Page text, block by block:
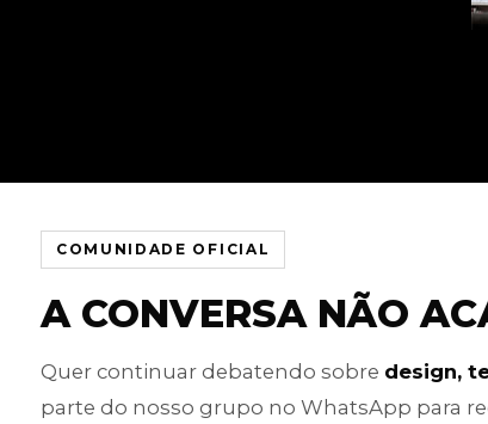
COMUNIDADE OFICIAL
A CONVERSA NÃO
Quer continuar debatendo sobre design,
parte do nosso grupo no WhatsApp para